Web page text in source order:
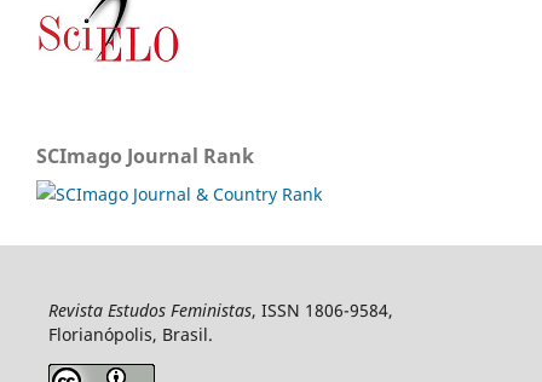
SCImago Journal Rank
Revista Estudos Feministas, ISSN 1806-9584,
Florianópolis, Brasil.